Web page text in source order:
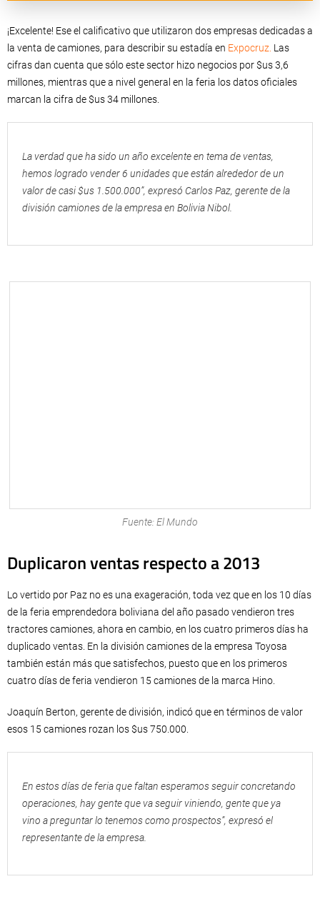
¡Excelente! Ese el calificativo que utilizaron dos empresas dedicadas a
la venta de camiones, para describir su estadía en Expocruz. Las
cifras dan cuenta que sólo este sector hizo negocios por $us 3,6
millones, mientras que a nivel general en la feria los datos oficiales
marcan la cifra de $us 34 millones.
La verdad que ha sido un año excelente en tema de ventas,
hemos logrado vender 6 unidades que están alrededor de un
valor de casi $us 1.500.000”, expresó Carlos Paz, gerente de la
división camiones de la empresa en Bolivia Nibol.
Fuente: El Mundo
Duplicaron ventas respecto a 2013
Lo vertido por Paz no es una exageración, toda vez que en los 10 días
de la feria emprendedora boliviana del año pasado vendieron tres
tractores camiones, ahora en cambio, en los cuatro primeros días ha
duplicado ventas. En la división camiones de la empresa Toyosa
también están más que satisfechos, puesto que en los primeros
cuatro días de feria vendieron 15 camiones de la marca Hino.
Joaquín Berton, gerente de división, indicó que en términos de valor
esos 15 camiones rozan los $us 750.000.
En estos días de feria que faltan esperamos seguir concretando
operaciones, hay gente que va seguir viniendo, gente que ya
vino a preguntar lo tenemos como prospectos”, expresó el
representante de la empresa.